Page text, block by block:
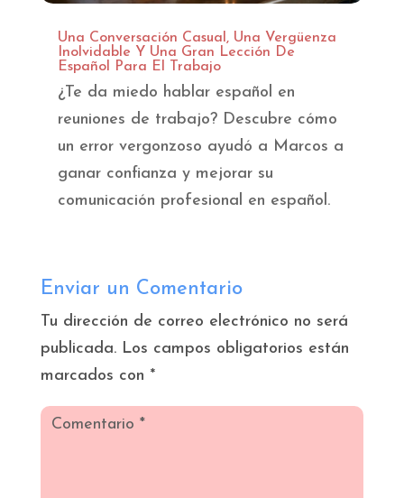
Una Conversación Casual, Una Vergüenza
Inolvidable Y Una Gran Lección De
Español Para El Trabajo
¿Te da miedo hablar español en
reuniones de trabajo? Descubre cómo
un error vergonzoso ayudó a Marcos a
ganar confianza y mejorar su
comunicación profesional en español.
Enviar un Comentario
Tu dirección de correo electrónico no será
publicada. Los campos obligatorios están
marcados con *